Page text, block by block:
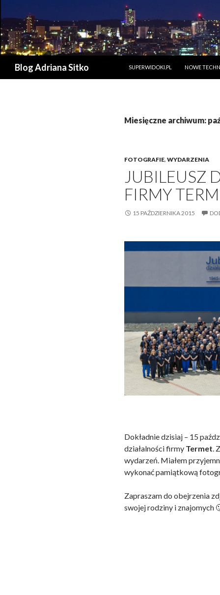
Blog Adriana Sitko
SUPERWIDOKI.PL
NOWE
Miesięczne archiwum:
FOTOGRAFIE, WYDARZENIA
JUBILEUSZ
FIRMY
15 PAŹDZIERNIKA 2015
Dokładnie dzisiaj – 15
działalności firmy Termet .
wydarzeń. Miałem
wykonać pamiątkową
Zapraszam do obejrzenia
swojej rodziny i znajomych